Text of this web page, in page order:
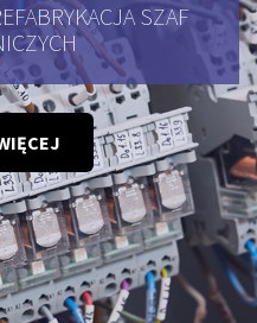
SZAF